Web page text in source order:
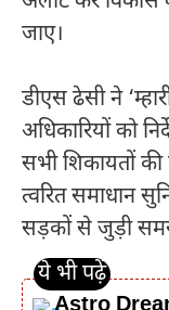
जाए।
डीएस ढेसी ने
अधिकारियों को
सभी शिकायतों की
त्वरित समाधान
सड़कों से जुड़ी